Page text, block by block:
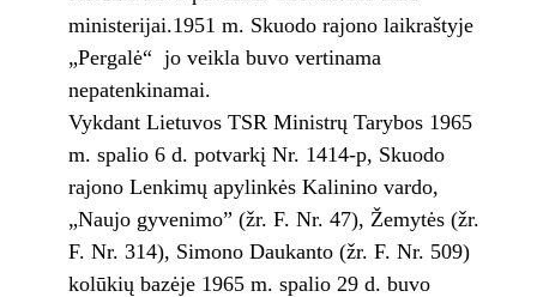
ministerijai.1951 m. Skuodo rajono laikraštyje
„Pergalė“ jo veikla buvo vertinama
nepatenkinamai.
Vykdant Lietuvos TSR Ministrų Tarybos 1965
m. spalio 6 d. potvarkį Nr. 1414-p, Skuodo
rajono Lenkimų apylinkės Kalinino vardo,
„Naujo gyvenimo” (žr. F. Nr. 47), Žemytės (žr.
F. Nr. 314), Simono Daukanto (žr. F. Nr. 509)
kolūkių bazėje 1965 m. spalio 29 d. buvo